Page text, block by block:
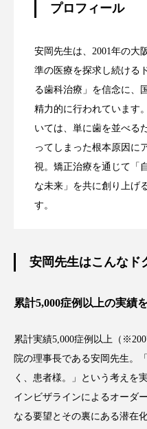
プロフィール
安岡先生は、2001年の大
準の医療を探求し続ける
る歯科治療」を信念に、
精力的に行われています
いては、単に歯を並べる
ってしまった根本原因に
視。矯正治療を通じて「
な未来」を共に創り上げ
す。
安岡先生はこんなド
累計5,000症例以上の実績
累計実績5,000症例以上（
院の理事長である安岡先生。
く、患者様。」という考えを
インビザラインによるオーダ
なる要望とその裏にある潜在